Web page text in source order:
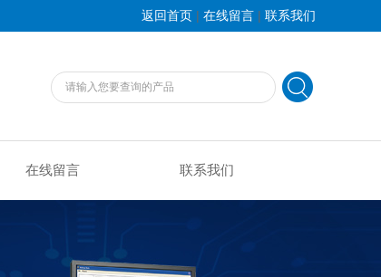
返回首页 | 在线留言 | 联系我们
在线留言 联系我们